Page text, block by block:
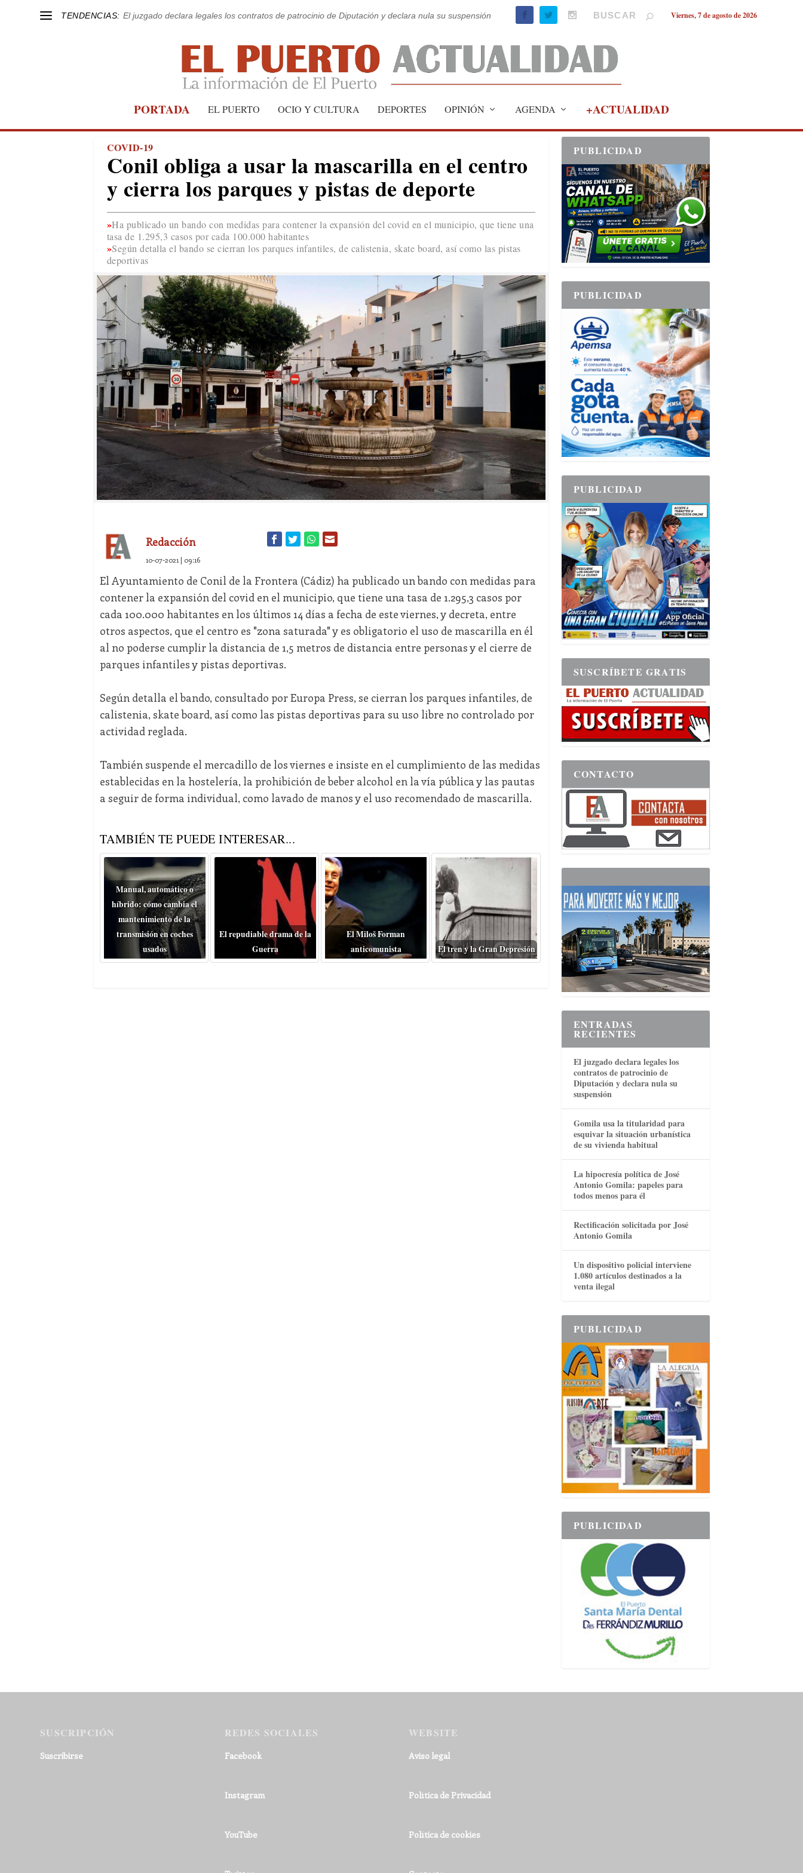
TENDENCIAS: El juzgado declara legales los contratos de patrocinio de Diputación y declara nula su suspensión Viernes, 7 de agosto de 2026
PORTADA EL PUERTO OCIO Y CULTURA DEPORTES OPINIÓN AGENDA +ACTUALIDAD
COVID-19
Conil obliga a usar la mascarilla en el centro
y cierra los parques y pistas de deporte
Ha publicado un bando con medidas para contener la expansión del covid en el municipio, que tiene una
tasa de 1.295,3 casos por cada 100.000 habitantes
Según detalla el bando se cierran los parques infantiles, de calistenia, skate board, así como las pistas
deportivas
Redacción
10-07-2021 | 09:16
El Ayuntamiento de Conil de la Frontera (Cádiz) ha publicado un bando con medidas para
contener la expansión del covid en el municipio, que tiene una tasa de 1.295,3 casos por
cada 100.000 habitantes en los últimos 14 días a fecha de este viernes, y decreta, entre
otros aspectos, que el centro es "zona saturada" y es obligatorio el uso de mascarilla en él
al no poderse cumplir la distancia de 1,5 metros de distancia entre personas y el cierre de
parques infantiles y pistas deportivas.
Según detalla el bando, consultado por Europa Press, se cierran los parques infantiles, de
calistenia, skate board, así como las pistas deportivas para su uso libre no controlado por
actividad reglada.
También suspende el mercadillo de los viernes e insiste en el cumplimiento de las medidas
establecidas en la hostelería, la prohibición de beber alcohol en la vía pública y las pautas
a seguir de forma individual, como lavado de manos y el uso recomendado de mascarilla.
TAMBIÉN TE PUEDE INTERESAR...
Manual, automático o
híbrido: cómo cambia el
mantenimiento de la
transmisión en coches
usados
El repudiable drama de la
Guerra
El Miloš Forman
anticomunista
El tren y la Gran Depresión
PUBLICIDAD
PUBLICIDAD
PUBLICIDAD
SUSCRÍBETE GRATIS
CONTACTO
ENTRADAS
RECIENTES
El juzgado declara legales los
contratos de patrocinio de
Diputación y declara nula su
suspensión
Gomila usa la titularidad para
esquivar la situación urbanística
de su vivienda habitual
La hipocresía política de José
Antonio Gomila: papeles para
todos menos para él
Rectificación solicitada por José
Antonio Gomila
Un dispositivo policial interviene
1.080 artículos destinados a la
venta ilegal
PUBLICIDAD
PUBLICIDAD
SUSCRIPCIÓN
Suscribirse
REDES SOCIALES
Facebook
Instagram
YouTube
WEBSITE
Aviso legal
Política de Privacidad
Política de cookies